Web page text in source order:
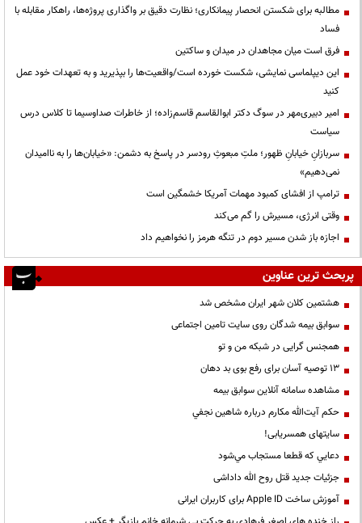
مطالبه برای شکستن انحصار پیمانکاری؛ نظارت دقیق بر واگذاری پروژه‌ها، راهکار مقابله با
فساد
فرق است میان مجاهدان در میدان و ساکتین
این دیپلماسی نمایشی، شکست خورده است/واقعیت‌ها را بپذیرید و به تعهدات خود عمل
کنید
امیر دبیری‌مهر در سوگ دکتر ابوالقاسم قاسم‌زاده؛ از خاطرات صداوسیما تا کلاس درس
سیاست
سربازانِ خیابانِ ظهور؛ ملتِ مبعوثِ رودسر در پاسخ به دشمن: «خیابان‌ها را به ناامیدان
نمی‌دهیم»
ترامپ از افشای کمبود مهمات آمریکا خشمگین است
وقتی انرژی، مسیرش را گم می‌کند
اجازه باز شدن مسیر دوم در تنگه هرمز را نخواهیم داد
پربحث ترین عناوین
هشتمین کلان شهر ایران مشخص شد
سوابق بیمه شدگان روی سایت تامین اجتماعی
همجنس گرایی در شبکه من و تو
13 توصیه آسان برای رفع بوی بد دهان
مشاهده سامانه آنلاين سوابق بیمه
حكم آيت‌الله مكارم درباره شاهين نجفي
سایتهای همسریابی!
دعايي كه قطعا مستجاب مي‌شود
جزئیات جدید قتل روح الله داداشی
آموزش ساخت Apple ID برای کاربران ایرانی